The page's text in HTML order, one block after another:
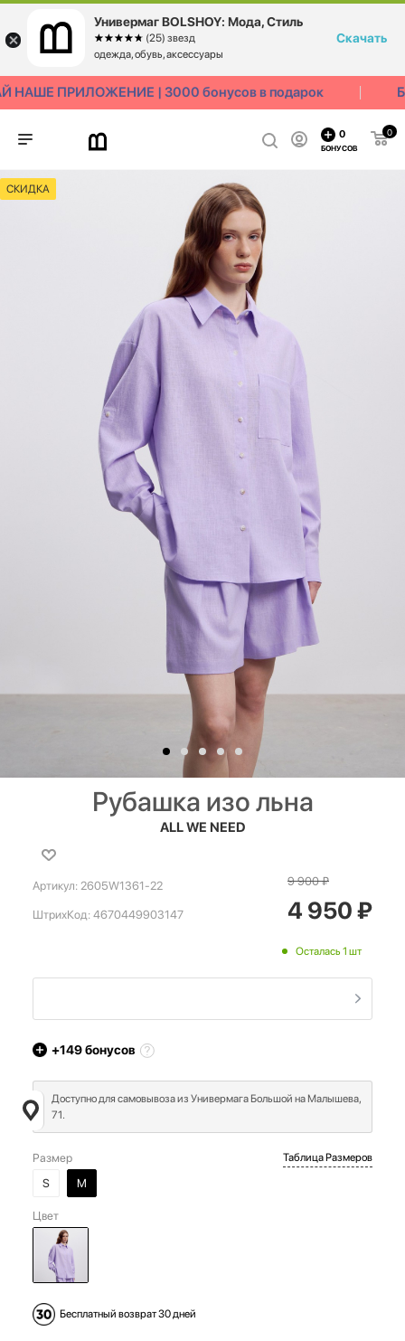
ПРИЛОЖЕНИЕ | 3000 бонусов в подарок
0
0
БОНУСОВ
СКИДКА
Рубашка изо льна
ALL WE NEED
Артикул: 2605W1361-22
ШтрихКод: 4670449903147
9 900₽
4 950₽
Осталась 1 шт
+149бонусов
Доступно для самовывоза из Универмага Большой на Малышева,
71.
Размер
S
M
Таблица Размеров
Цвет
Бесплатный возврат 30 дней
Универмаг BOLSHOY: Мода, Стиль
☆☆☆☆☆
★★★★★ (25) звезд
одежда, обувь, аксессуары
Скачать